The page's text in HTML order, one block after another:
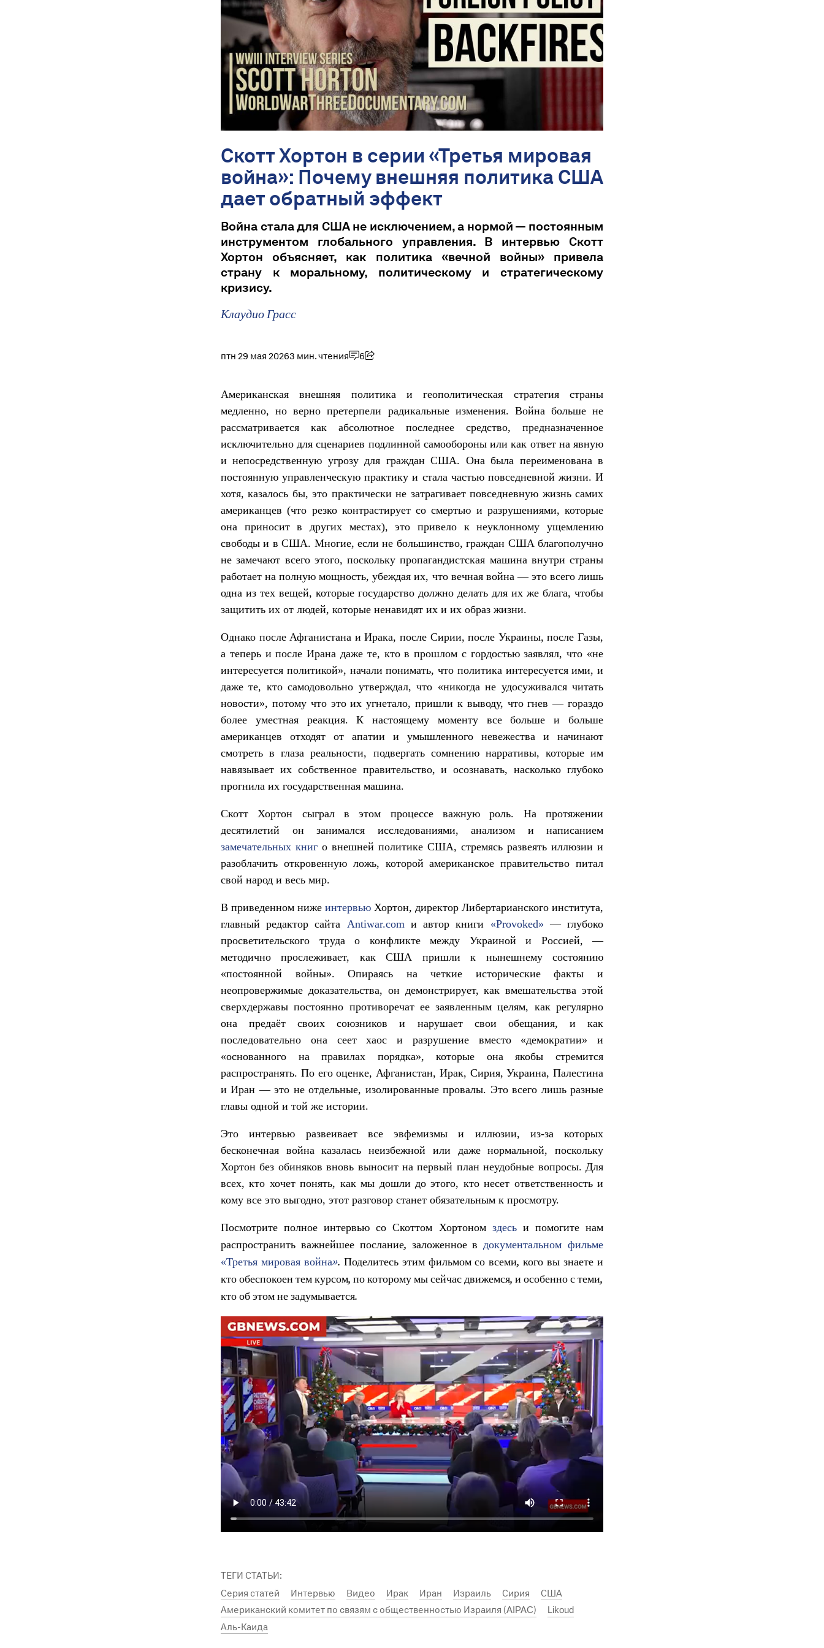
Скотт Хортон в серии «Третья мировая
война»: Почему внешняя политика США
дает обратный эффект
Война стала для США не исключением, а нормой — постоянным
инструментом глобального управления. В интервью Скотт
Хортон объясняет, как политика «вечной войны» привела
страну к моральному, политическому и стратегическому
кризису.
Клаудио Грасс
птн 29 мая 20263 мин. чтения 6
Американская внешняя политика и геополитическая стратегия страны
медленно, но верно претерпели радикальные изменения. Война больше не
рассматривается как абсолютное последнее средство, предназначенное
исключительно для сценариев подлинной самообороны или как ответ на явную
и непосредственную угрозу для граждан США. Она была переименована в
постоянную управленческую практику и стала частью повседневной жизни. И
хотя, казалось бы, это практически не затрагивает повседневную жизнь самих
американцев (что резко контрастирует со смертью и разрушениями, которые
она приносит в других местах), это привело к неуклонному ущемлению
свободы и в США. Многие, если не большинство, граждан США благополучно
не замечают всего этого, поскольку пропагандистская машина внутри страны
работает на полную мощность, убеждая их, что вечная война — это всего лишь
одна из тех вещей, которые государство должно делать для их же блага, чтобы
защитить их от людей, которые ненавидят их и их образ жизни.
Однако после Афганистана и Ирака, после Сирии, после Украины, после Газы,
а теперь и после Ирана даже те, кто в прошлом с гордостью заявлял, что «не
интересуется политикой», начали понимать, что политика интересуется ими, и
даже те, кто самодовольно утверждал, что «никогда не удосуживался читать
новости», потому что это их угнетало, пришли к выводу, что гнев — гораздо
более уместная реакция. К настоящему моменту все больше и больше
американцев отходят от апатии и умышленного невежества и начинают
смотреть в глаза реальности, подвергать сомнению нарративы, которые им
навязывает их собственное правительство, и осознавать, насколько глубоко
прогнила их государственная машина.
Скотт Хортон сыграл в этом процессе важную роль. На протяжении
десятилетий он занимался исследованиями, анализом и написанием
замечательных книг о внешней политике США, стремясь развеять иллюзии и
разоблачить откровенную ложь, которой американское правительство питал
свой народ и весь мир.
В приведенном ниже интервью Хортон, директор Либертарианского института,
главный редактор сайта Antiwar.comи автор книги «Provoked» — глубоко
просветительского труда о конфликте между Украиной и Россией, —
методично прослеживает, как США пришли к нынешнему состоянию
«постоянной войны». Опираясь на четкие исторические факты и
неопровержимые доказательства, он демонстрирует, как вмешательства этой
сверхдержавы постоянно противоречат ее заявленным целям, как регулярно
она предаёт своих союзников и нарушает свои обещания, и как
последовательно она сеет хаос и разрушение вместо «демократии» и
«основанного на правилах порядка», которые она якобы стремится
распространять. По его оценке, Афганистан, Ирак, Сирия, Украина, Палестина
и Иран — это не отдельные, изолированные провалы. Это всего лишь разные
главы одной и той же истории.
Это интервью развеивает все эвфемизмы и иллюзии, из-за которых
бесконечная война казалась неизбежной или даже нормальной, поскольку
Хортон без обиняков вновь выносит на первый план неудобные вопросы. Для
всех, кто хочет понять, как мы дошли до этого, кто несет ответственность и
кому все это выгодно, этот разговор станет обязательным к просмотру.
Посмотрите полное интервью со Скоттом Хортоном здесьи помогите нам
распространить важнейшее послание, заложенное вдокументальном фильме
«Третья мировая война». Поделитесь этим фильмом со всеми, кого вы знаете и
кто обеспокоен тем курсом, по которому мы сейчас движемся, и особенно с теми,
кто об этом не задумывается.
ТЕГИ СТАТЬИ:
Серия статей
Интервью Видео Ирак Иран Израиль Сирия
США
Американский комитет по связям с общественностью Израиля (AIPAC)
Likoud
Аль-Каида